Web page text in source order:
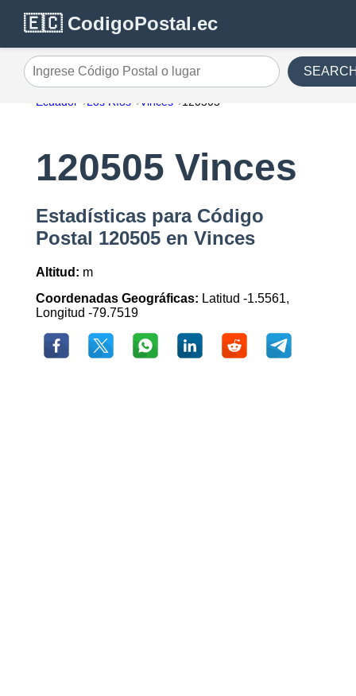
🇪🇨 CodigoPostal.ec
Ingrese Código Postal o lugar
Ecuador Los Ríos Vinces 120505
120505 Vinces
Estadísticas para Código
Postal 120505 en Vinces
Altitud: m
Coordenadas Geográficas: Latitud -1.5561,
Longitud -79.7519